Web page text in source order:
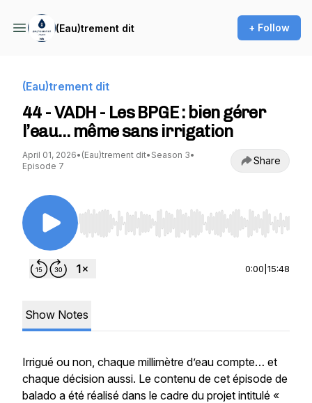
(Eau)trement dit + Follow
(Eau)trement dit
44 - VADH - Les BPGE : bien gérer
l’eau… même sans irrigation
April 01, 2026• (Eau)trement dit• Season 3•
Episode 7
Share
Use Left/Right to seek, Home/End to jump to
0:00 15:48
Show Notes
Irrigué ou non, chaque millimètre d’eau compte… et
chaque décision aussi. Le contenu de cet épisode de
balado a été réalisé dans le cadre du projet intitulé «